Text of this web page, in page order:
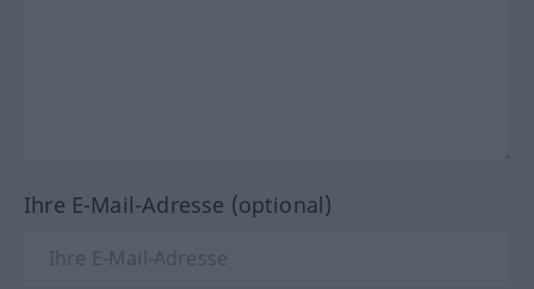
Ihre E-Mail-Adresse (optional)